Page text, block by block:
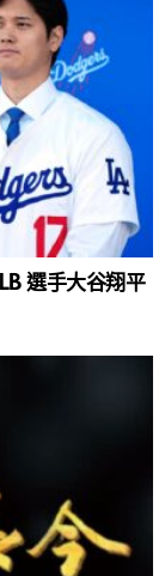
選手大谷翔平